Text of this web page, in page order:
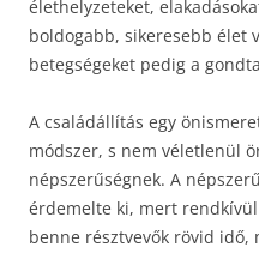
élethelyzeteket,
boldogabb, sikeresebb élet
betegségeket pedig a
A családállítás egy
módszer, s nem véletlenül
népszerűségnek. A
érdemelte ki, mert
benne résztvevők rövid idő,